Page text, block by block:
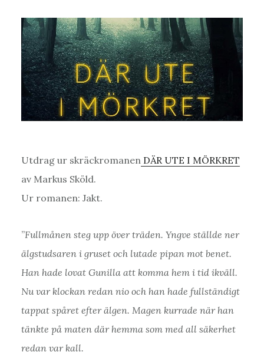
Utdrag ur skräckromanenDÄR UTE I MÖRKRET
av Markus Sköld.
Ur romanen: Jakt.
”Fullmånen steg upp över träden. Yngve ställde ner
älgstudsaren i gruset och lutade pipan mot benet.
Han hade lovat Gunilla att komma hem i tid ikväll.
Nu var klockan redan nio och han hade fullständigt
tappat spåret efter älgen. Magen kurrade när han
tänkte på maten där hemma som med all säkerhet
redan var kall.